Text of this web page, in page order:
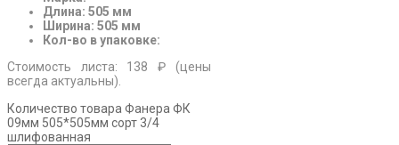
Длина: 505 мм
Ширина: 505 мм
Кол-во в упаковке:
Стоимость листа: 138 ₽ (цены
всегда актуальны).
Количество товара Фанера ФК
09мм 505*505мм сорт 3/4
шлифованная